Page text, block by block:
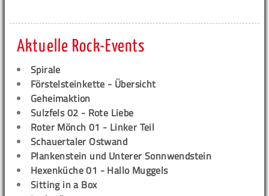
Aktuelle Rock-Events
Spirale
Förstelsteinkette - Übersicht
Geheimaktion
Sulzfels 02 - Rote Liebe
Roter Mönch 01 - Linker Teil
Schauertaler Ostwand
Plankenstein und Unterer Sonnwendstein
Hexenküche 01 - Hallo Muggels
Sitting in a Box